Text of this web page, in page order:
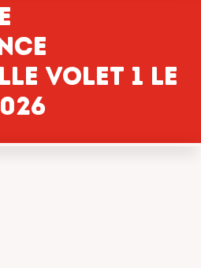
volet 1 le